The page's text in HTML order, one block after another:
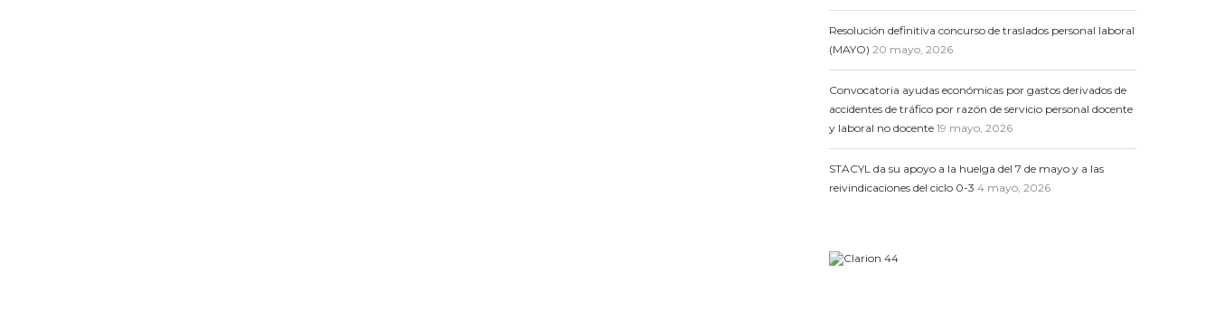
Resolución definitiva concurso de traslados personal laboral
(MAYO) 20 mayo, 2026
Convocatoria ayudas económicas por gastos derivados de
accidentes de tráfico por razón de servicio personal docente
y laboral no docente 19 mayo, 2026
STACYL da su apoyo a la huelga del 7 de mayo y a las
reivindicaciones del ciclo 0-3 4 mayo, 2026